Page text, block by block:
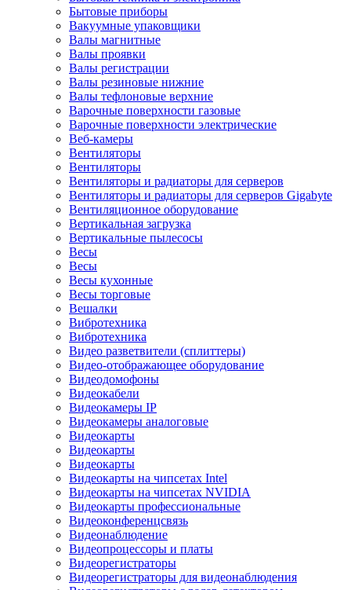
Бытовые приборы
Вакуумные упаковщики
Валы магнитные
Валы проявки
Валы регистрации
Валы резиновые нижние
Валы тефлоновые верхние
Варочные поверхности газовые
Варочные поверхности электрические
Веб-камеры
Вентиляторы
Вентиляторы
Вентиляторы и радиаторы для серверов
Вентиляторы и радиаторы для серверов Gigabyte
Вентиляционное оборудование
Вертикальная загрузка
Вертикальные пылесосы
Весы
Весы
Весы кухонные
Весы торговые
Вешалки
Вибротехника
Вибротехника
Видео разветвители (сплиттеры)
Видео-отображающее оборудование
Видеодомофоны
Видеокабели
Видеокамеры IP
Видеокамеры аналоговые
Видеокарты
Видеокарты
Видеокарты
Видеокарты на чипсетах Intel
Видеокарты на чипсетах NVIDIA
Видеокарты профессиональные
Видеоконференцсвязь
Видеонаблюдение
Видеопроцессоры и платы
Видеорегистраторы
Видеорегистраторы для видеонаблюдения